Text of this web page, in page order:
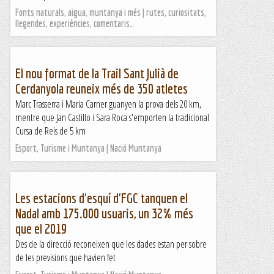
Fonts naturals, aigua, muntanya i més | rutes, curiositats,
llegendes, experiències, comentaris…
El nou format de la Trail Sant Julià de
Cerdanyola reuneix més de 350 atletes
Marc Trasserra i Maria Carner guanyen la prova dels 20 km,
mentre que Jan Castillo i Sara Roca s'emporten la tradicional
Cursa de Reis de 5 km
Esport, Turisme i Muntanya | Nació Muntanya
Les estacions d'esquí d'FGC tanquen el
Nadal amb 175.000 usuaris, un 32% més
que el 2019
Des de la direcció reconeixen que les dades estan per sobre
de les previsions que havien fet